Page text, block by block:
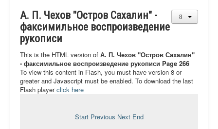
О фонде
Онлайн библиотека
Видеоматериалы
Контакты
Сайт проекта Достоевский
А. П. Чехов "Остров Сахалин" -
факсимильное воспроизведение
рукописи
This is the HTML version of А. П. Чехов "Остров Сахалин"
- факсимильное воспроизведение рукописи Page 266
To view this content in Flash, you must have version 8 or
greater and Javascript must be enabled. To download the last
Flash playerclick here
Start Previous Next End